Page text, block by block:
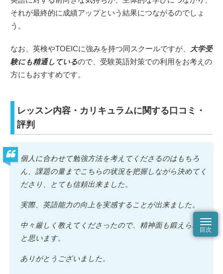
それが最終的に成績アップという結果につながるのでしょ
う。
なお、英検やTOEICに強みを持つ同スクールですが、
大学受
験にも精通しているので、受験英語対策での利用をお考えの
方にもおすすめです。
レッスン内容・カリキュラムに関する口コミ・
評判
個人に合わせて勉強方法を考えてくださるのはもちろ
ん、課題の量までこちらの状況を把握しながら決めてく
ださり、とても信頼出来ました。
実際、英語能力の向上を実感することが出来ました。
中々厳しく教えてくださったので、精神面も鍛えられた
と思います。
ありがとうございました。